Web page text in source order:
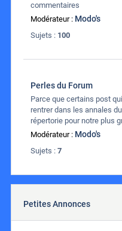
commentaires
Modérateur : Modo's
Sujets : 100
Perles du Forum
Parce que certains post
rentrer dans les annales
répertorie pour notre plus
Modérateur : Modo's
Sujets : 7
Petites Annonces